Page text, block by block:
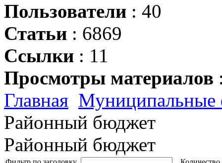
Пользователи : 40
Статьи : 6869
Ссылки : 11
Просмотры материалов
Главная Муниципальные
Районный бюджет
Районный бюджет